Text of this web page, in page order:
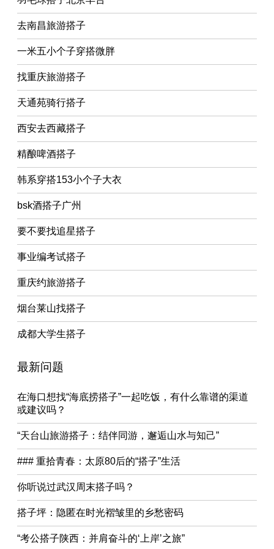
去南昌旅游搭子
一米五小个子穿搭微胖
找重庆旅游搭子
天通苑骑行搭子
西安去西藏搭子
精酿啤酒搭子
韩系穿搭153小个子大衣
bsk酒搭子广州
要不要找追星搭子
事业编考试搭子
重庆约旅游搭子
烟台莱山找搭子
成都大学生搭子
最新问题
在海口想找“海底捞搭子”一起吃饭，有什么靠谱的渠道
或建议吗？
“天台山旅游搭子：结伴同游，邂逅山水与知己”
### 重拾青春：太原80后的“搭子”生活
你听说过武汉周末搭子吗？
搭子坪：隐匿在时光褶皱里的乡愁密码
“考公搭子陕西：并肩奋斗的‘上岸’之旅”